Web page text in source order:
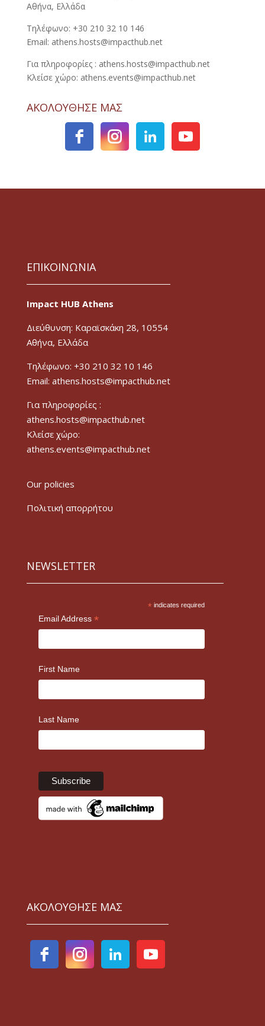
Αθήνα, Ελλάδα
Τηλέφωνο: +30 210 32 10 146
Email: athens.hosts@impacthub.net
Για πληροφορίες : athens.hosts@impacthub.net
Κλείσε χώρο: athens.events@impacthub.net
ΑΚΟΛΟΥΘΗΣΕ ΜΑΣ
ΕΠΙΚΟΙΝΩΝΙΑ
Impact HUB Athens
Διεύθυνση: Καραϊσκάκη 28, 10554
Αθήνα, Ελλάδα
Τηλέφωνο: +30 210 32 10 146
Email: athens.hosts@impacthub.net
Για πληροφορίες :
athens.hosts@impacthub.net
Κλείσε χώρο:
athens.events@impacthub.net
Our policies
Πολιτική απορρήτου
NEWSLETTER
* indicates required
Email Address *
First Name
Last Name
ΑΚΟΛΟΥΘΗΣΕ ΜΑΣ